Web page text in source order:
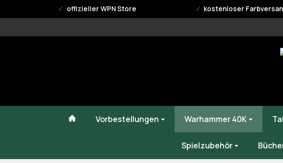
offizieller WPN Store kostenloser
#custom.linkHome#
Vorbestellungen Warhammer 40K
Spielzubehör